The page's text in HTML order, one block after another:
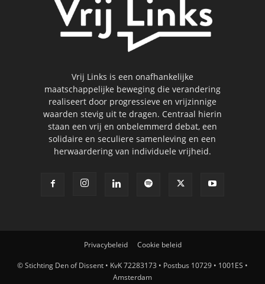
Vrij Links is een onafhankelijke
maatschappelijke beweging die verandering
realiseert door progressieve en vrijzinnige
waarden stevig uit te dragen. Centraal hierin
staan een vrij en onbelemmerd debat, een
solidaire en seculiere samenleving en een
herwaardering van individuele vrijheid.
Privacybeleid Cookie beleid
© Stichting Den of Dissent • KvK 72283173 • Postbus 10729 • 1001ES •
Amsterdam